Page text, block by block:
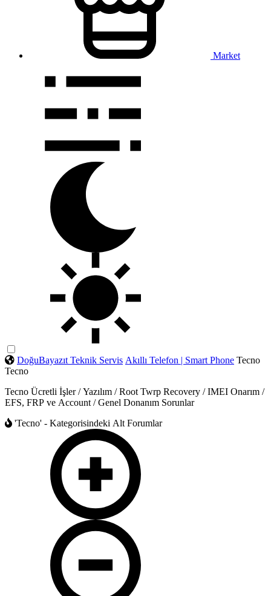
Market
DoğuBayazıt Teknik Servis Akıllı Telefon | Smart Phone Tecno
Tecno
Tecno Ücretli İşler / Yazılım / Root Twrp Recovery / IMEI Onarım /
EFS, FRP ve Account / Genel Donanım Sorunlar
'Tecno' - Kategorisindeki Alt Forumlar